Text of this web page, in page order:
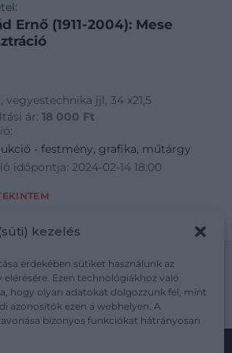
kezelés
érdekében sütiket használunk az
Ezen technológiákhoz való
hogy olyan adatokat dolgozzunk fel, mint
azonosítók ezen a webhelyen. A
bizonyos funkciókat hátrányosan
Ernő (1911-2004): Mese
vegyestechnika jjl, 34 x21,5
ár:18 000 Ft
- festmény, grafika, műtárgy
időpontja: 2024-02-14 18:00